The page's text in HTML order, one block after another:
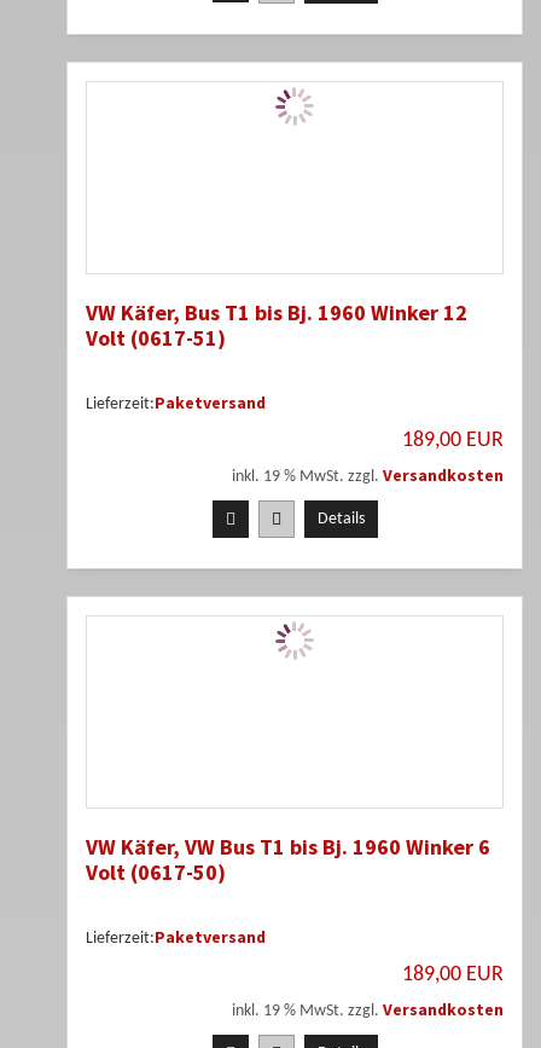
VW Käfer, Bus T1 bis Bj. 1960 Winker 12
Volt (0617-51)
Lieferzeit:Paketversand
189,00 EUR
inkl. 19 % MwSt. zzgl. Versandkosten
Details
VW Käfer, VW Bus T1 bis Bj. 1960 Winker 6
Volt (0617-50)
Lieferzeit:Paketversand
189,00 EUR
inkl. 19 % MwSt. zzgl. Versandkosten